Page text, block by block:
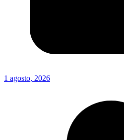
1 agosto, 2026